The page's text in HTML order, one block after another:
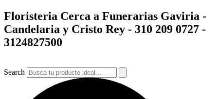
Ir
al
contenido
Floristeria Cerca a Funerarias Gaviria -
Candelaria y Cristo Rey - 310 209 0727 -
3124827500
Search